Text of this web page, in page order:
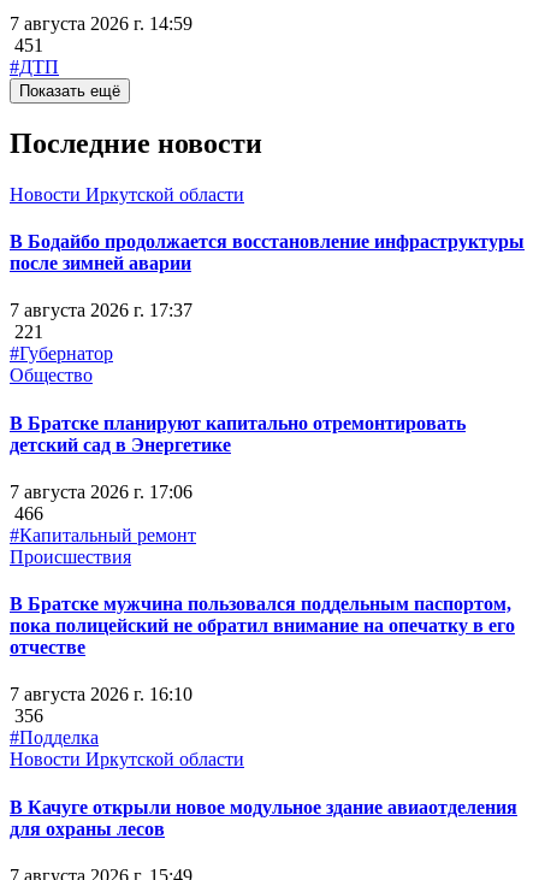
7 августа 2026 г. 14:59
451
#ДТП
Показать ещё
Последние новости
Новости Иркутской области
В Бодайбо продолжается восстановление инфраструктуры
после зимней аварии
7 августа 2026 г. 17:37
221
#Губернатор
Общество
В Братске планируют капитально отремонтировать
детский сад в Энергетике
7 августа 2026 г. 17:06
466
#Капитальный ремонт
Происшествия
В Братске мужчина пользовался поддельным паспортом,
пока полицейский не обратил внимание на опечатку в его
отчестве
7 августа 2026 г. 16:10
356
#Подделка
Новости Иркутской области
В Качуге открыли новое модульное здание авиаотделения
для охраны лесов
7 августа 2026 г. 15:49